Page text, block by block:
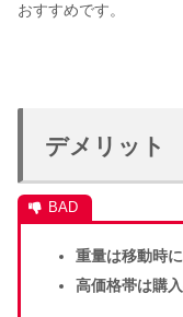
おすすめです。
デメリット
重量は移動時
高価格帯は購